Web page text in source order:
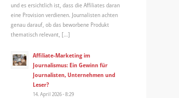
und es ersichtlich ist, dass die Affiliates daran
eine Provision verdienen. Journalisten achten
genau darauf, ob das beworbene Produkt
thematisch relevant, […]
Affiliate-Marketing im
Journalismus: Ein Gewinn für
Journalisten, Unternehmen und
Leser?
14. April 2026 - 8:29